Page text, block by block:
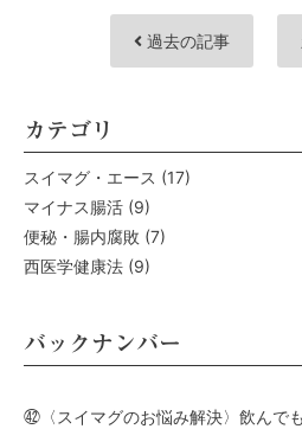
過去の記事
カテゴリ
スイマグ・エース (17)
マイナス腸活 (9)
便秘・腸内腐敗 (7)
西医学健康法 (9)
バックナンバー
㊷〈スイマグのお悩み解決〉飲んで